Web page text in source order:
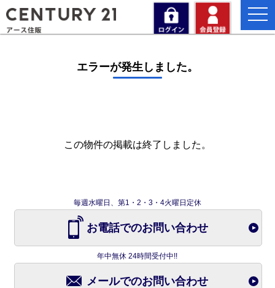
エラーが発生しました。
この物件の掲載は終了しました。
毎週水曜日、第1・2・3・4火曜日定休
お電話でのお問い合わせ
年中無休 24時間受付中!!
メールでのお問い合わせ